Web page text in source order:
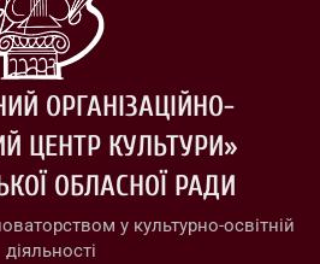
ОРГАНІЗАЦІЙНО-
ЦЕНТР КУЛЬТУРИ»
ОБЛАСНОЇ РАДИ
у культурно-освітній
діяльності